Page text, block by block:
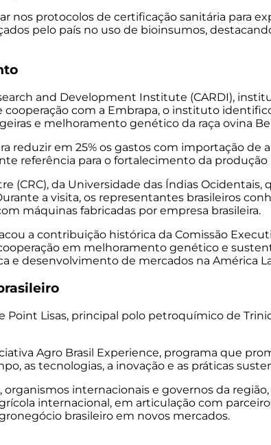
nos protocolos de certificação sanitária para
pelo país no uso de bioinsumos,
and Development Institute (CARDI),
cooperação com a Embrapa, o instituto
e melhoramento genético da raça ovina
reduzir em 25% os gastos com importação
referência para o fortalecimento da produção
(CRC), da Universidade das Índias
a visita, os representantes brasileiros
máquinas fabricadas por empresa brasileira.
a contribuição histórica da Comissão
em melhoramento genético e
e desenvolvimento de mercados na América
Lisas, principal polo petroquímico de
Agro Brasil Experience, programa que
as tecnologias, a inovação e as práticas
internacionais e governos da
internacional, em articulação com
brasileiro em novos mercados.